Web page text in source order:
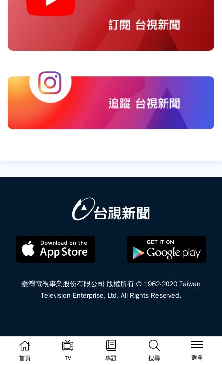
首頁 TV 專題 搜尋 選單
臺灣電視事業股份有限公司 版權所有 © 1962-2020 Taiwan
Television Enterprise, Ltd. All Rights Reserved.